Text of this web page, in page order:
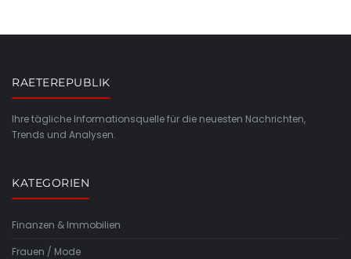
RAETEREPUBLIK
Ihre tägliche Informationsquelle für die neuesten Nachrichten,
Trends und Analysen.
KATEGORIEN
Finanzen & Immobilien
Frauen / Mode